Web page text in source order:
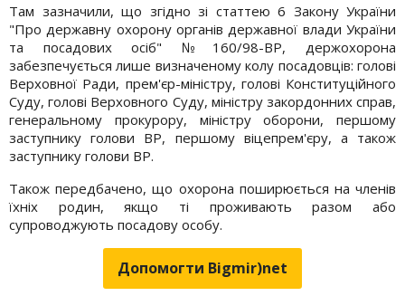
Там зазначили, що згідно зі статтею 6 Закону України
"Про державну охорону органів державної влади України
та посадових осіб" № 160/98-ВР, держохорона
забезпечується лише визначеному колу посадовців: голові
Верховної Ради, прем'єр-міністру, голові Конституційного
Суду, голові Верховного Суду, міністру закордонних справ,
генеральному прокурору, міністру оборони, першому
заступнику голови ВР, першому віцепрем'єру, а також
заступнику голови ВР.
Також передбачено, що охорона поширюється на членів
їхніх родин, якщо ті проживають разом або
супроводжують посадову особу.
Допомогти Bigmir)net